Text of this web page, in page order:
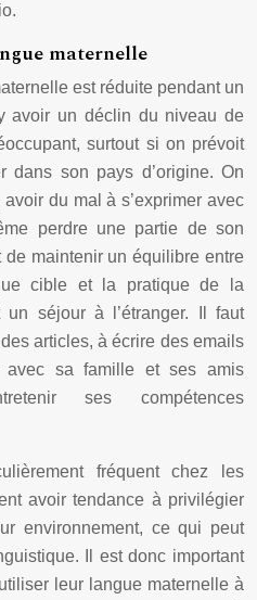
maternelle
est réduite pendant un
avoir un déclin du niveau de
surtout si on prévoit
dans son pays d’origine. On
du mal à s’exprimer avec
perdre une partie de son
maintenir un équilibre entre
cible et la pratique de la
un séjour à l’étranger. Il faut
articles, à écrire des emails
sa famille et ses amis
ses compétences
fréquent chez les
avoir tendance à privilégier
environnement, ce qui peut
Il est donc important
leur langue maternelle à